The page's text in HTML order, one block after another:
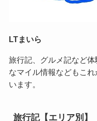
LTまいら
旅行記、グルメ記など
なマイル情報などもこ
います。
旅行記【エリア別】